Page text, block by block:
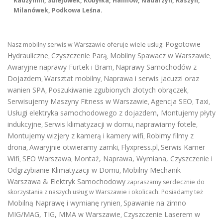
Milanówek, Podkowa Leśna.
Nasz mobilny serwis w Warszawie oferuje wiele usług: Pogotowie
Hydrauliczne, Czyszczenie Parą, Mobilny Spawacz w Warszawie,
Awaryjne naprawy Furtek i Bram, Naprawy Samochodów z
Dojazdem, Warsztat mobilny, Naprawa i serwis jacuzzi oraz
wanien SPA, Poszukiwanie zgubionych złotych obrączek,
Serwisujemy Maszyny Fitness w Warszawie, Agencja SEO, Taxi,
Usługi elektryka samochodowego z dojazdem, Montujemy płyty
indukcyjne, Serwis klimatyzacji w domu, naprawiamy fotele,
Montujemy wizjery z kamerą i kamery wifi, Robimy filmy z
drona, Awaryjnie otwieramy zamki, Flyxpress.pl, Serwis Kamer
Wifi, SEO Warszawa, Montaż, Naprawa, Wymiana, Czyszczenie i
Odgrzybianie Klimatyzacji w Domu, Mobilny Mechanik
Warszawa & Elektryk Samochodowy zapraszamy serdecznie do
skorzystania z naszych usług w Warszawie i okolicach. Posiadamy też
Mobilną Naprawę i wymianę rynien, Spawanie na zimno
MIG/MAG, TIG, MMA w Warszawie, Czyszczenie Laserem w